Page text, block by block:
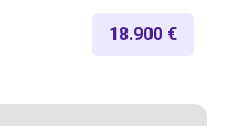
18.900 €